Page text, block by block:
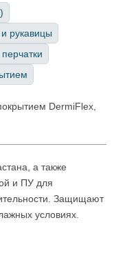
рукавицы
DermiFlex,
а также
и ПУ для
Защищают
условиях.